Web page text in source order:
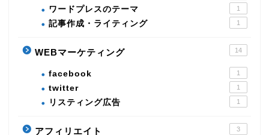
ワードプレスのテーマ 1
記事作成・ライティング 1
WEBマーケティング 14
facebook 1
twitter 1
リスティング広告 1
アフィリエイト 3